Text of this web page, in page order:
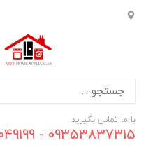
با ما تماس بگیرید
09353837315 - 09174049199